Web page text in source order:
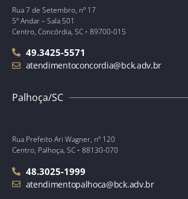
Rua 7 de Setembro, nº 17
5º Andar – Sala 501
Centro, Concórdia, SC • 89700-015
49.3425-5571
atendimentoconcordia@bck.adv.br
Palhoça/SC
Rua Prefeito Ari Wagner, nº 120
Centro, Palhoça, SC • 88130-070
48.3025-1999
atendimentopalhoca@bck.adv.br